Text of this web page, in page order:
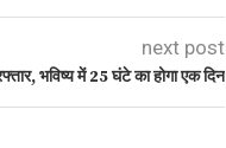
next post
भविष्य में 25 घंटे का होगा एक दिन